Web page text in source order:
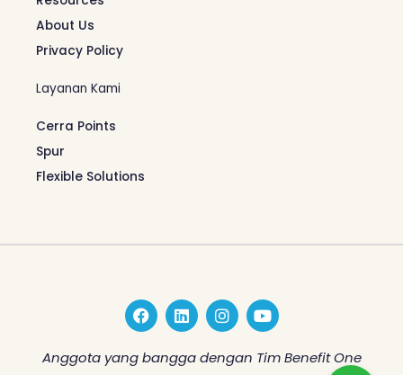
About Us
Privacy Policy
Layanan Kami
Cerra Points
Spur
Flexible Solutions
F
a
c
e
L
i
n
k
I
n
s
t
Y
o
u
t
Anggota yang bangga dengan Tim Benefit One